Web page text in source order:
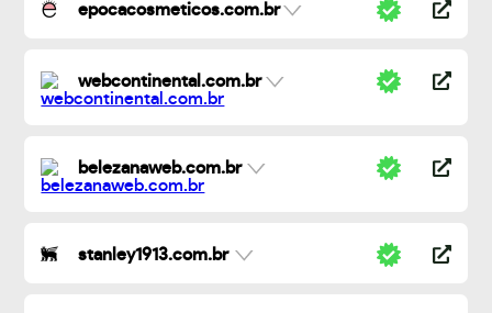
epocacosmeticos.com.br
webcontinental.com.br
belezanaweb.com.br
stanley1913.com.br